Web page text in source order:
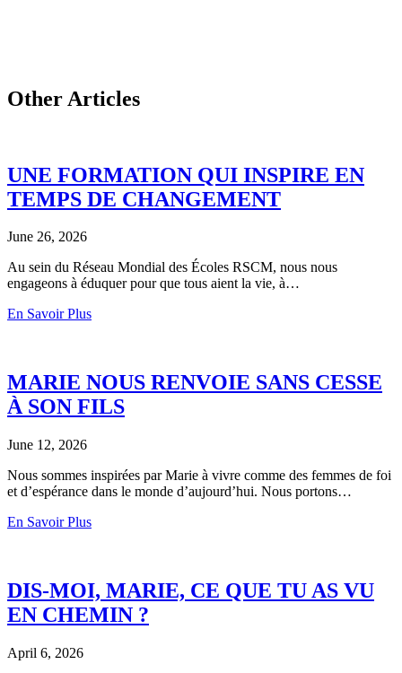
Other Articles
UNE FORMATION QUI INSPIRE EN
TEMPS DE CHANGEMENT
June 26, 2026
Au sein du Réseau Mondial des Écoles RSCM, nous nous
engageons à éduquer pour que tous aient la vie, à…
En Savoir Plus
MARIE NOUS RENVOIE SANS CESSE
À SON FILS
June 12, 2026
Nous sommes inspirées par Marie à vivre comme des femmes de foi
et d’espérance dans le monde d’aujourd’hui. Nous portons…
En Savoir Plus
DIS-MOI, MARIE, CE QUE TU AS VU
EN CHEMIN ?
April 6, 2026